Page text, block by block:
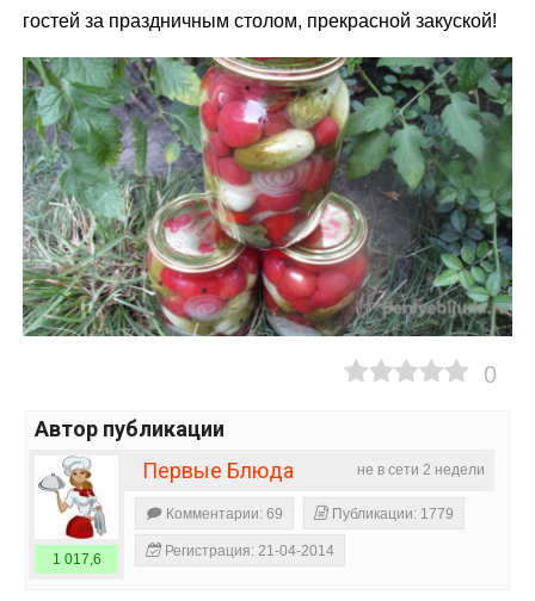
гостей за праздничным столом, прекрасной закуской!
0
Автор публикации
не в сети 2 недели
Первые Блюда
1 017,6
Комментарии: 69 Публикации: 1779
Регистрация: 21-04-2014